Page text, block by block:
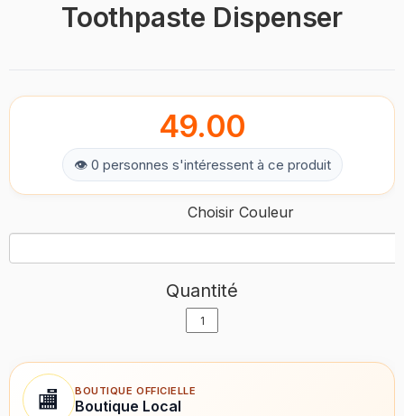
Toothpaste Dispenser
49.00
👁 0 personnes s'intéressent à ce produit
Choisir Couleur
Quantité
🏬 BOUTIQUE OFFICIELLE
Boutique Local